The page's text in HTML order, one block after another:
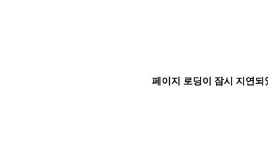
페이지 로딩이 잠시 지연